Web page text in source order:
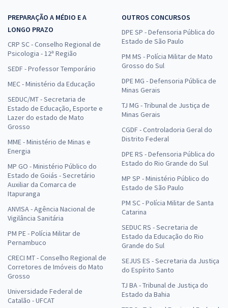
PREPARAÇÃO A MÉDIO E A
LONGO PRAZO
CRP SC - Conselho Regional de
Psicologia - 12ª Região
SEDF - Professor Temporário
MEC - Ministério da Educação
SEDUC/MT - Secretaria de
Estado de Educação, Esporte e
Lazer do estado de Mato
Grosso
MME - Ministério de Minas e
Energia
MP GO - Ministério Público do
Estado de Goiás - Secretário
Auxiliar da Comarca de
Itapuranga
ANVISA - Agência Nacional de
Vigilância Sanitária
PM PE - Polícia Militar de
Pernambuco
CRECI MT - Conselho Regional de
Corretores de Imóveis do Mato
Grosso
Universidade Federal de
Catalão - UFCAT
OUTROS CONCURSOS
DPE SP - Defensoria Pública do
Estado de São Paulo
PM MS - Polícia Militar de Mato
Grosso do Sul
DPE MG - Defensoria Pública de
Minas Gerais
TJ MG - Tribunal de Justiça de
Minas Gerais
CGDF - Controladoria Geral do
Distrito Federal
DPE RS - Defensoria Pública do
Estado do Rio Grande do Sul
MP SP - Ministério Público do
Estado de São Paulo
PM SC - Polícia Militar de Santa
Catarina
SEDUC RS - Secretaria de
Estado da Educação do Rio
Grande do Sul
SEJUS ES - Secretaria da Justiça
do Espírito Santo
TJ BA - Tribunal de Justiça do
Estado da Bahia